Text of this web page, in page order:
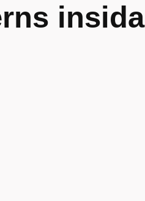
insida